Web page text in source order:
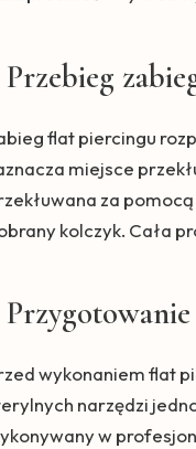
Przebieg
flat piercingu
miejsce
za
kolczyk. Cała
wykonaniem flat
narzędzi
w